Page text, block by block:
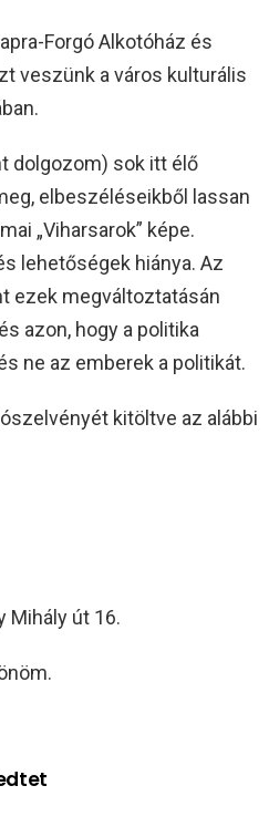
Forgó Alkotóház és
veszünk a város kulturális
dolgozom) sok itt élő
elbeszéléseikből lassan
„Viharsarok” képe.
lehetőségek hiánya. Az
ezek megváltoztatásán
azon, hogy a politika
ne az emberek a politikát.
kitöltve az alábbi
Mihály út 16.